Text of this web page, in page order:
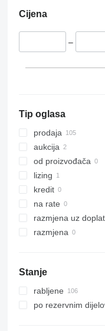
Rumunjska
Nizozemska
Cijena
–
Tip oglasa
prodaja
aukcija
od proizvođača
lizing
kredit
na rate
razmjena uz
razmjena
Stanje
rabljene
po rezervnim